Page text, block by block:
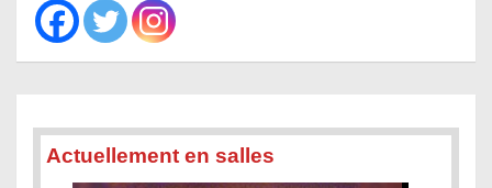
Actuellement en salles